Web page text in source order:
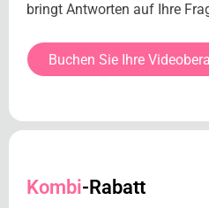
bringt Antworten auf Ihre
Buchen Sie Ihre
Kombi-Rabatt